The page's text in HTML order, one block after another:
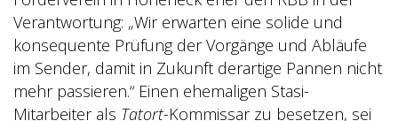
Verantwortung: „Wir erwarten eine solide und
konsequente Prüfung der Vorgänge und Abläufe
im Sender, damit in Zukunft derartige Pannen nicht
mehr passieren.“ Einen ehemaligen Stasi-
Mitarbeiter als Tatort-Kommissar zu besetzen, sei